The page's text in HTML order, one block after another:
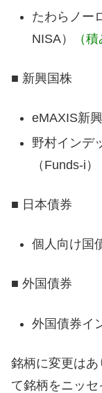
たわらノー
NISA）
（
■ 新興国株
eMAXIS新
野村インデ
（Funds-i
■ 日本債券
個人向け国
■ 外国債券
外国債券イ
銘柄に変更は
て銘柄をニッ